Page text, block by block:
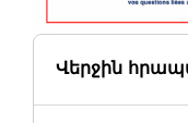
Վերջին